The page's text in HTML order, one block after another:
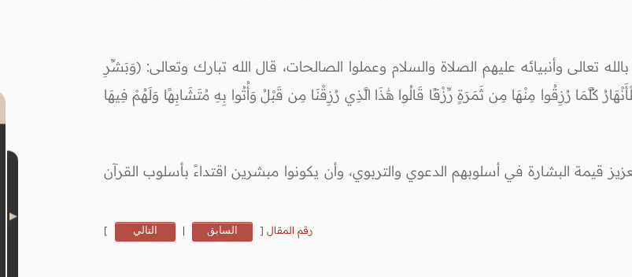
تعالى وأنبيائه عليهم الصلاة والسلام وعملوا الصالحات، قال الله تبارك وتعالى: (وَبَشِّرِ
كُلَّمَا رُزِقُوا مِنْهَا مِن ثَمَرَةٍ رِّزْقًا قَالُوا هَٰذَا الَّذِي رُزِقْنَا مِن قَبْلُ وَأُتُوا بِهِ مُتَشَابِهًا وَلَهُمْ فِيهَا
قيمة البشارة في أسلوبهم الدعوي والتربوي، وأن يكونوا مبشرين اقتداءً بأسلوب القرآن
رقم المقال [ السابق | التالي ]